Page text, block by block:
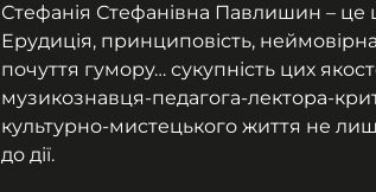
Стефанія Стефанівна Павлишин – це
Ерудиція, принциповість,
почуття гумору… сукупність цих
музикознавця-педагога-лектора-
культурно-мистецького життя не
до дії.